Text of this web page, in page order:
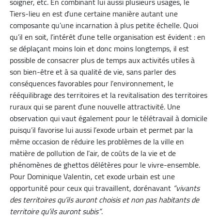
Tiers-lieu en est d’une certaine manière autant une
composante qu’une incarnation à plus petite échelle. Quoi
qu’il en soit, l’intérêt d’une telle organisation est évident : en
se déplaçant moins loin et donc moins longtemps, il est
possible de consacrer plus de temps aux activités utiles à
son bien-être et à sa qualité de vie, sans parler des
conséquences favorables pour l’environnement, le
rééquilibrage des territoires et la revitalisation des territoires
ruraux qui se parent d’une nouvelle attractivité. Une
observation qui vaut également pour le télétravail à domicile
puisqu’il favorise lui aussi l’exode urbain et permet par la
même occasion de réduire les problèmes de la ville en
matière de pollution de l’air, de coûts de la vie et de
phénomènes de ghettos délétères pour le vivre-ensemble.
Pour Dominique Valentin, cet exode urbain est une
opportunité pour ceux qui travaillent, dorénavant “vivants
des territoires qu’ils auront choisis et non pas habitants de
territoire qu’ils auront subis“.